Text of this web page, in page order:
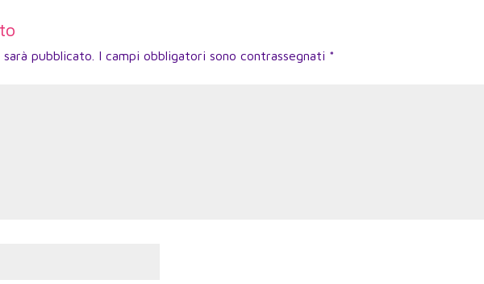
pubblicato. I campi obbligatori sono contrassegnati *